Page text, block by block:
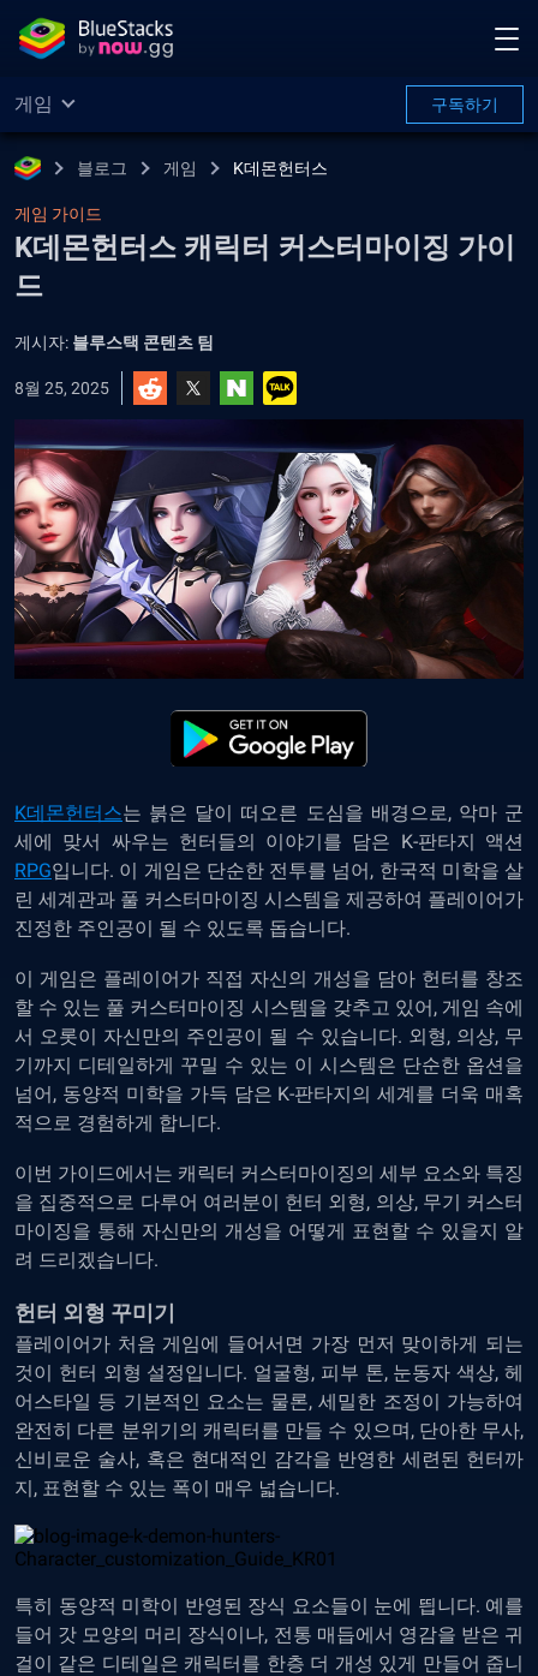
게임 구독하기
블로그 게임 K데몬헌터스
게임 가이드
K데몬헌터스 캐릭터 커스터마이징 가이
드
게시자: 블루스택 콘텐츠 팀
8월 25, 2025
K데몬헌터스는 붉은 달이 떠오른 도심을 배경으로, 악마 군
세에 맞서 싸우는 헌터들의 이야기를 담은 K-판타지 액션
RPG입니다. 이 게임은 단순한 전투를 넘어, 한국적 미학을 살
린 세계관과 풀 커스터마이징 시스템을 제공하여 플레이어가
진정한 주인공이 될 수 있도록 돕습니다.
이 게임은 플레이어가 직접 자신의 개성을 담아 헌터를 창조
할 수 있는 풀 커스터마이징 시스템을 갖추고 있어, 게임 속에
서 오롯이 자신만의 주인공이 될 수 있습니다. 외형, 의상, 무
기까지 디테일하게 꾸밀 수 있는 이 시스템은 단순한 옵션을
넘어, 동양적 미학을 가득 담은 K-판타지의 세계를 더욱 매혹
적으로 경험하게 합니다.
이번 가이드에서는 캐릭터 커스터마이징의 세부 요소와 특징
을 집중적으로 다루어 여러분이 헌터 외형, 의상, 무기 커스터
마이징을 통해 자신만의 개성을 어떻게 표현할 수 있을지 알
려 드리겠습니다.
헌터 외형 꾸미기
플레이어가 처음 게임에 들어서면 가장 먼저 맞이하게 되는
것이 헌터 외형 설정입니다. 얼굴형, 피부 톤, 눈동자 색상, 헤
어스타일 등 기본적인 요소는 물론, 세밀한 조정이 가능하여
완전히 다른 분위기의 캐릭터를 만들 수 있으며, 단아한 무사,
신비로운 술사, 혹은 현대적인 감각을 반영한 세련된 헌터까
지, 표현할 수 있는 폭이 매우 넓습니다.
특히 동양적 미학이 반영된 장식 요소들이 눈에 띕니다. 예를
들어 갓 모양의 머리 장식이나, 전통 매듭에서 영감을 받은 귀
걸이 같은 디테일은 캐릭터를 한층 더 개성 있게 만들어 줍니